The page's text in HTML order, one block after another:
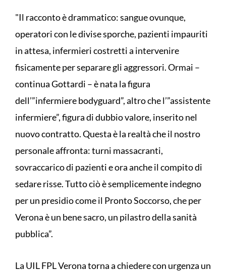
"Il racconto è drammatico: sangue ovunque,
operatori con le divise sporche, pazienti impauriti
in attesa, infermieri costretti a intervenire
fisicamente per separare gli aggressori. Ormai –
continua Gottardi – è nata la figura
dell’”infermiere bodyguard”, altro che l’”assistente
infermiere”, figura di dubbio valore, inserito nel
nuovo contratto. Questa è la realtà che il nostro
personale affronta: turni massacranti,
sovraccarico di pazienti e ora anche il compito di
sedare risse. Tutto ciò è semplicemente indegno
per un presidio come il Pronto Soccorso, che per
Verona è un bene sacro, un pilastro della sanità
pubblica”.
La UIL FPL Verona torna a chiedere con urgenza un